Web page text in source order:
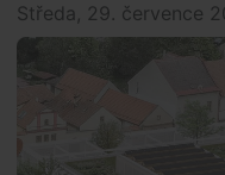
Středa, 29. července